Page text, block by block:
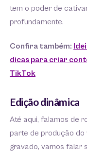
tem o poder de
profundamente.
Confira também:
dicas para criar
TikTok
Edição dinâmica
Até aqui, falamos de
parte de produção do
gravado, vamos falar